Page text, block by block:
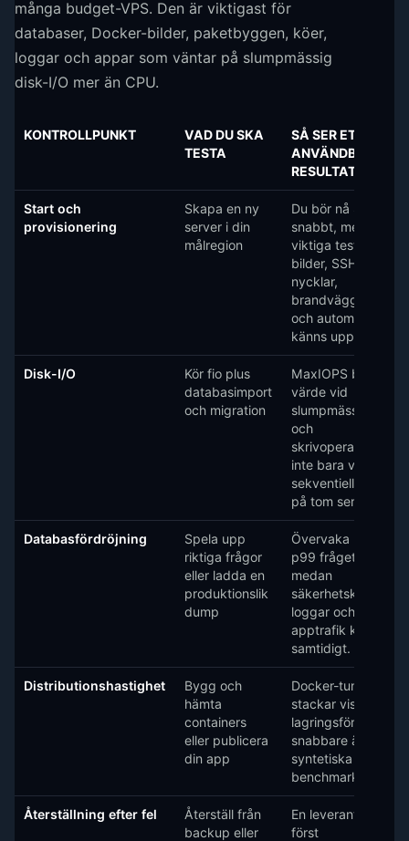
många budget-VPS. Den är viktigast för
databaser, Docker-bilder, paketbyggen, köer,
loggar och appar som väntar på slumpmässig
disk-I/O mer än CPU.
KONTROLLPUNKT
VAD DU SKA
TESTA
SÅ SER ETT
ANVÄNDBART
RESULTAT UT
Start och
provisionering
Skapa en ny
server i din
målregion
Du bör nå SSH
snabbt, men det
viktiga testet är om
bilder, SSH-
nycklar,
brandväggsregler
och automation
känns upprepbara.
Disk-I/O
Kör fio plus
databasimport
och migration
MaxIOPS bör visa
värde vid
slumpmässiga läs-
och
skrivoperationer,
inte bara vid
sekventiella tester
på tom server.
Databasfördröjning
Spela upp
riktiga frågor
eller ladda en
produktionslik
dump
Övervaka p95 och
p99 frågetid
medan
säkerhetskopior,
loggar och
apptrafik körs
samtidigt.
Distributionshastighet
Bygg och
hämta
containers
eller publicera
din app
Docker-tunga
stackar visar ofta
lagringsfördelar
snabbare än
syntetiska CPU-
benchmarks.
Återställning efter fel
Återställ från
backup eller
En leverantör är
först